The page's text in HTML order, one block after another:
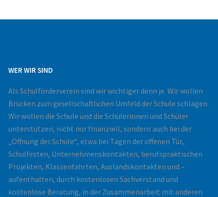
WER WIR SIND
Als Schulförderverein sind wir wichtiger denn je. Wir wollen
Brücken zum gesellschaftlichen Umfeld der Schule schlagen.
Wir wollen die Schule und die Schülerinnen und Schüler
unterstützen, nicht nur finanziell, sondern auch bei der
„Öffnung der Schule“, etwa bei Tagen der offenen Tür,
Schulfesten, Unternehmenskontakten, berufspraktischen
Projekten, Klassenfahrten, Auslandskontakten und –
aufenthalten, durch kostenlosen Sachverstand und
kostenlose Beratung, in der Zusammenarbeit mit anderen